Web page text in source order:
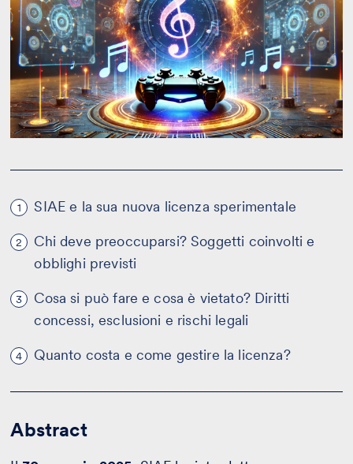
1 SIAE e la sua nuova licenza sperimentale
2
Chi deve preoccuparsi? Soggetti coinvolti e
obblighi previsti
3
Cosa si può fare e cosa è vietato? Diritti
concessi, esclusioni e rischi legali
4 Quanto costa e come gestire la licenza?
Abstract